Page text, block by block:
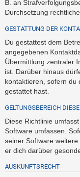
B. an
Durchsetzung
GESTATTUNG DER
Du gestattest dem
angegebenen
Übermittlung zentraler
ist. Darüber hinaus
kontaktieren, sofern du
gestattet hast.
GELTUNGSBEREICH
Diese Richtlinie
Software umfassen.
seiner Software
er dich darüber
AUSKUNFTSRECHT